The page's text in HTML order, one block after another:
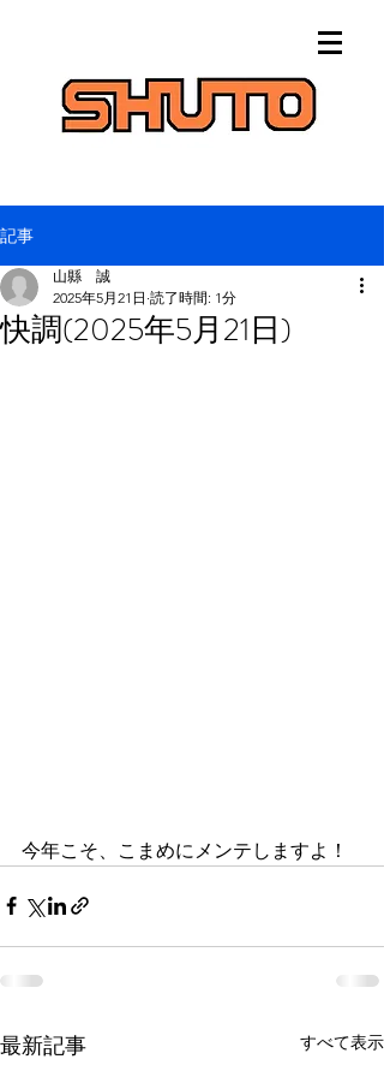
記事
快調(2025年5月21日)
山縣 誠
2025年5月21日 読了時間: 1分
今年こそ、こまめにメンテしますよ！
最新記事 すべて表示